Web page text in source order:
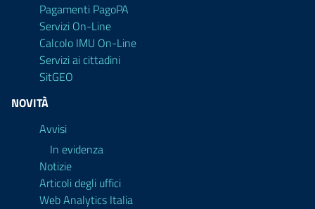
Pagamenti PagoPA
Servizi On-Line
Calcolo IMU On-Line
Servizi ai cittadini
SitGEO
NOVITÀ
Avvisi
In evidenza
Notizie
Articoli degli uffici
Web Analytics Italia